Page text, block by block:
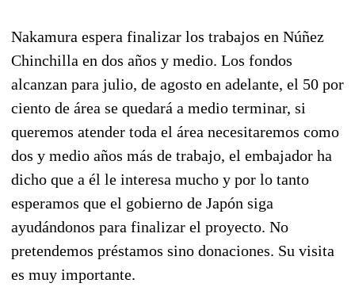
Nakamura espera finalizar los trabajos en Núñez
Chinchilla en dos años y medio. Los fondos
alcanzan para julio, de agosto en adelante, el 50 por
ciento de área se quedará a medio terminar, si
queremos atender toda el área necesitaremos como
dos y medio años más de trabajo, el embajador ha
dicho que a él le interesa mucho y por lo tanto
esperamos que el gobierno de Japón siga
ayudándonos para finalizar el proyecto. No
pretendemos préstamos sino donaciones. Su visita
es muy importante.